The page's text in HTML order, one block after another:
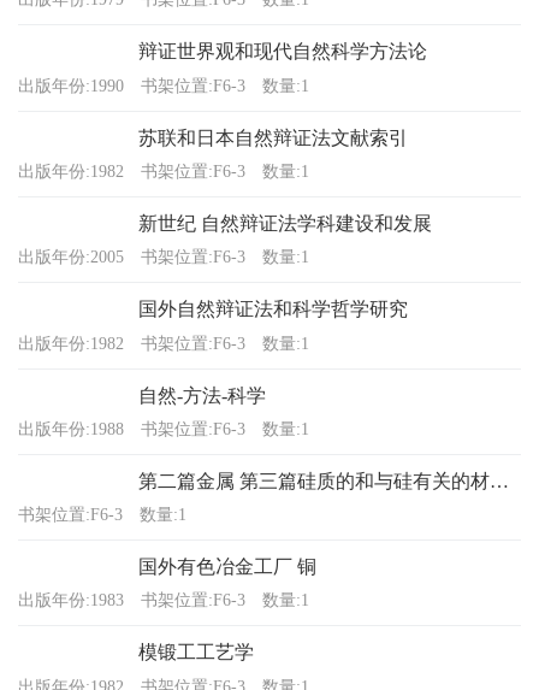
辩证世界观和现代自然科学方法论
出版年份:1990 书架位置:F6-3 数量:1
苏联和日本自然辩证法文献索引
出版年份:1982 书架位置:F6-3 数量:1
新世纪 自然辩证法学科建设和发展
出版年份:2005 书架位置:F6-3 数量:1
国外自然辩证法和科学哲学研究
出版年份:1982 书架位置:F6-3 数量:1
自然-方法-科学
出版年份:1988 书架位置:F6-3 数量:1
第二篇金属 第三篇硅质的和与硅有关的材料 附录
书架位置:F6-3 数量:1
国外有色冶金工厂 铜
出版年份:1983 书架位置:F6-3 数量:1
模锻工工艺学